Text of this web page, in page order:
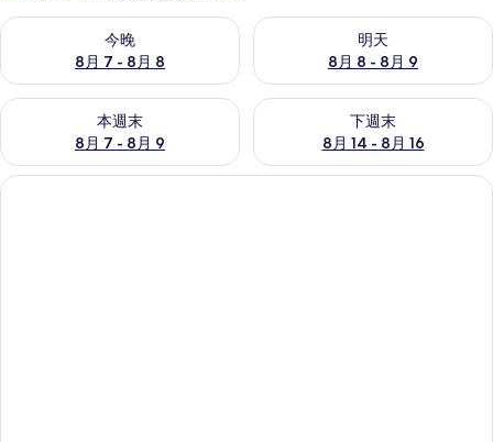
今晚
8月 7 - 8月 8
查看今晚 (8月 7 - 8月 8) 的供應情況
明天
8月 8 - 8月 9
查看明天 (8月 8 - 8月 9) 的供
本週末
8月 7 - 8月 9
查看本週末 (8月 7 - 8月 9) 的供應情況
下週末
8月 14 - 8月 16
查看下週末 (8月 14 - 8月 16)